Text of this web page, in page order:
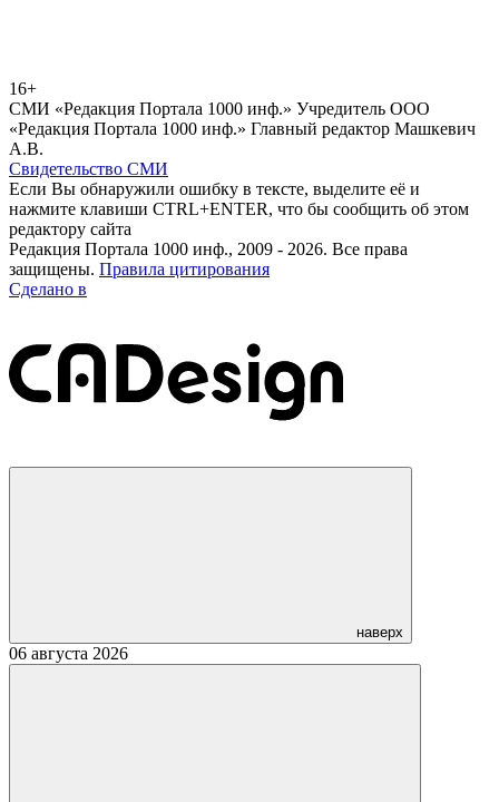
16+
СМИ «Редакция Портала 1000 инф.» Учредитель ООО
«Редакция Портала 1000 инф.» Главный редактор Машкевич
А.В.
Свидетельство СМИ
Если Вы обнаружили ошибку в тексте, выделите её и
нажмите клавиши CTRL+ENTER, что бы сообщить об этом
редактору сайта
Редакция Портала 1000 инф., 2009 - 2026. Все права
защищены. Правила цитирования
Сделано в
наверх
06 августа 2026